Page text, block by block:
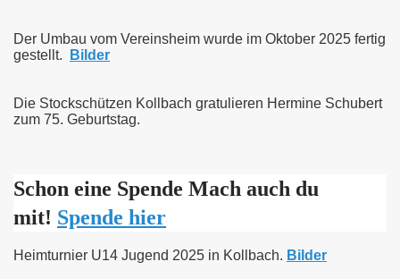
Der Umbau vom Vereinsheim wurde im Oktober 2025 fertig
gestellt.
Bilder
Die Stockschützen Kollbach gratulieren Hermine Schubert
zum 75. Geburtstag.
Schon eine Spende Mach auch du
mit! Spende hier
Heimturnier U14 Jugend 2025 in Kollbach. Bilder